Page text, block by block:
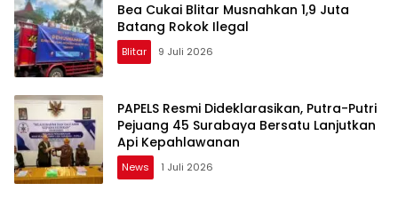
Bea Cukai Blitar Musnahkan 1,9 Juta
Batang Rokok Ilegal
Blitar 9 Juli 2026
PAPELS Resmi Dideklarasikan, Putra-Putri
Pejuang 45 Surabaya Bersatu Lanjutkan
Api Kepahlawanan
News 1 Juli 2026